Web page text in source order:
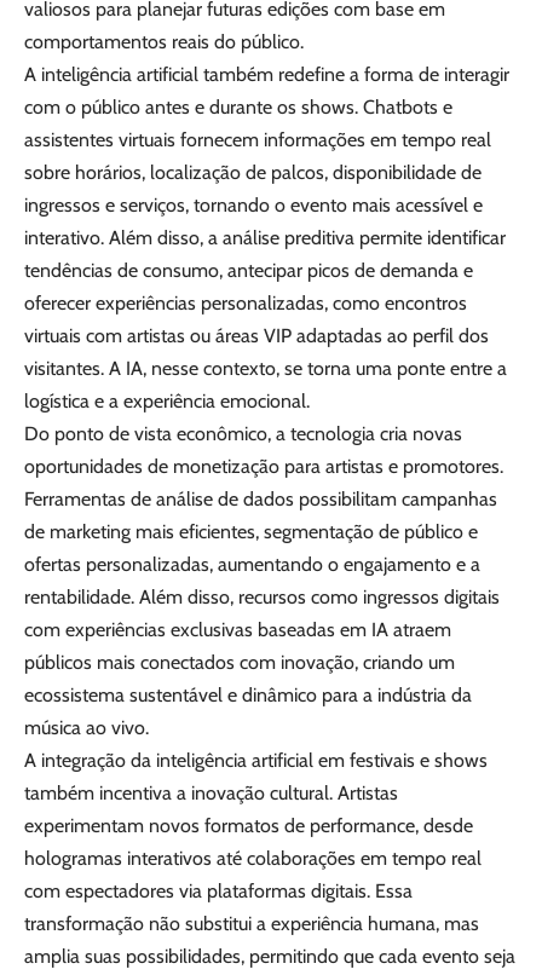
valiosos para planejar futuras edições com base em
comportamentos reais do público.
A inteligência artificial também redefine a forma de interagir
com o público antes e durante os shows. Chatbots e
assistentes virtuais fornecem informações em tempo real
sobre horários, localização de palcos, disponibilidade de
ingressos e serviços, tornando o evento mais acessível e
interativo. Além disso, a análise preditiva permite identificar
tendências de consumo, antecipar picos de demanda e
oferecer experiências personalizadas, como encontros
virtuais com artistas ou áreas VIP adaptadas ao perfil dos
visitantes. A IA, nesse contexto, se torna uma ponte entre a
logística e a experiência emocional.
Do ponto de vista econômico, a tecnologia cria novas
oportunidades de monetização para artistas e promotores.
Ferramentas de análise de dados possibilitam campanhas
de marketing mais eficientes, segmentação de público e
ofertas personalizadas, aumentando o engajamento e a
rentabilidade. Além disso, recursos como ingressos digitais
com experiências exclusivas baseadas em IA atraem
públicos mais conectados com inovação, criando um
ecossistema sustentável e dinâmico para a indústria da
música ao vivo.
A integração da inteligência artificial em festivais e shows
também incentiva a inovação cultural. Artistas
experimentam novos formatos de performance, desde
hologramas interativos até colaborações em tempo real
com espectadores via plataformas digitais. Essa
transformação não substitui a experiência humana, mas
amplia suas possibilidades, permitindo que cada evento seja